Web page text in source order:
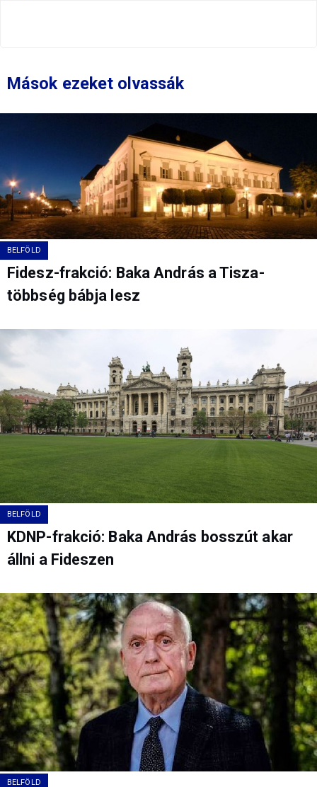
Mások ezeket olvassák
BELFÖLD
Fidesz-frakció: Baka András a Tisza-
többség bábja lesz
BELFÖLD
KDNP-frakció: Baka András bosszút akar
állni a Fideszen
BELFÖLD